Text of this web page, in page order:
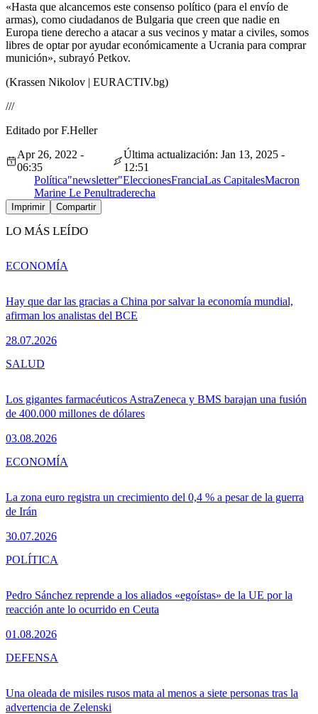
«Hasta que alcancemos este consenso político (para el envío de
armas), como ciudadanos de Bulgaria que creen que nadie en
Europa tiene derecho a atacar a sus vecinos y matar a civiles, somos
libres de optar por ayudar económicamente a Ucrania para comprar
munición», subrayó Petkov.
(Krassen Nikolov | EURACTIV.bg)
///
Editado por F.Heller
Apr 26, 2022 -
06:35
Última actualización: Jan 13, 2025 -
12:51
Política"newsletter"EleccionesFranciaLas CapitalesMacron
Marine Le Penultraderecha
Imprimir Compartir
LO MÁS LEÍDO
Hay que dar las gracias a China por salvar la economía mundial,
afirman los analistas del BCE
28.07.2026
ECONOMÍA
Los gigantes farmacéuticos AstraZeneca y BMS barajan una fusión
de 400.000 millones de dólares
03.08.2026
SALUD
La zona euro registra un crecimiento del 0,4 % a pesar de la guerra
de Irán
30.07.2026
ECONOMÍA
Pedro Sánchez reprende a los aliados «egoístas» de la UE por la
reacción ante lo ocurrido en Ceuta
01.08.2026
POLÍTICA
Una oleada de misiles rusos mata al menos a siete personas tras la
advertencia de Zelenski
DEFENSA